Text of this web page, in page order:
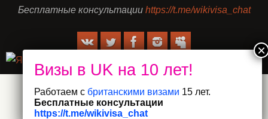
Бесплатные консультации https://t.me/wikivisa_chat
Работаем с британскими визами 15 лет.
Бесплатные консультации
https://t.me/wikivisa_chat